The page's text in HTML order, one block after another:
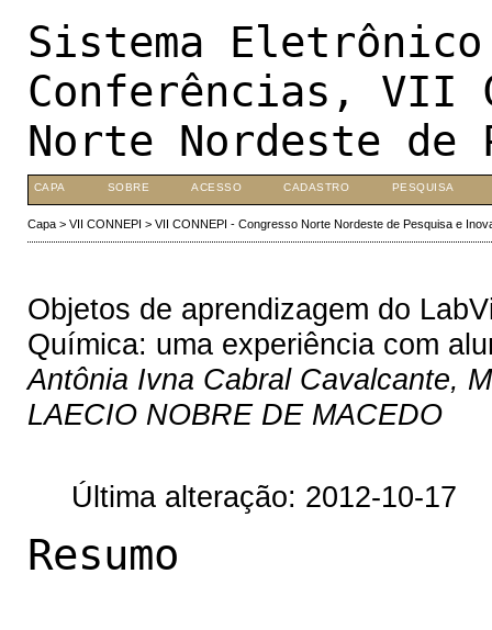
Sistema
Conferências, VII
Norte Nordeste de
CAPA SOBRE ACESSO CADASTRO PESQUISA
Capa> VII CONNEPI > VII CONNEPI - Congresso Norte Nordeste de Pesquisa e
Objetos de aprendizagem do
Química: uma experiência com
Antônia Ivna Cabral Cavalcante,
LAECIO NOBRE DE MACEDO
Última alteração: 2012-10-17
Resumo